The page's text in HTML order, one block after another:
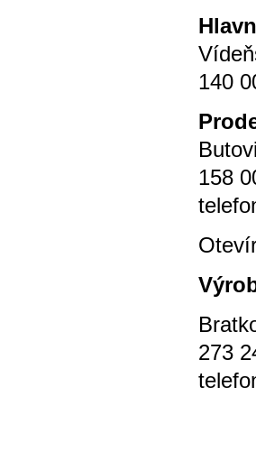
140
P
158
273